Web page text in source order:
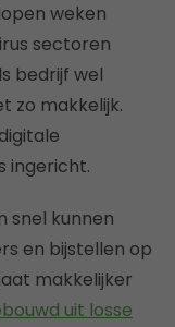
weken
sectoren
bedrijf wel
zo makkelijk.
ingericht.
snel kunnen
en bijstellen op
makkelijker
uit losse